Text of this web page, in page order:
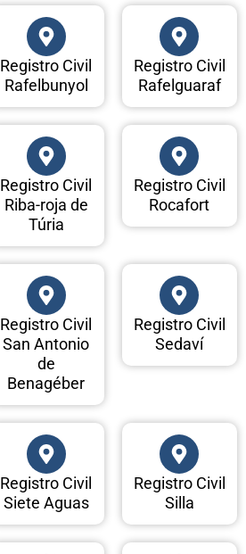
Registro Civil
Rafelbunyol
Registro Civil
Rafelguaraf
Registro Civil
Riba-roja de
Túria
Registro Civil
Rocafort
Registro Civil
San Antonio
de
Benagéber
Registro Civil
Sedaví
Registro Civil
Siete Aguas
Registro Civil
Silla